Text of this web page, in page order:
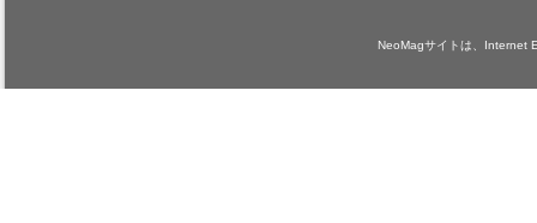
NeoMagサイトは、Internet